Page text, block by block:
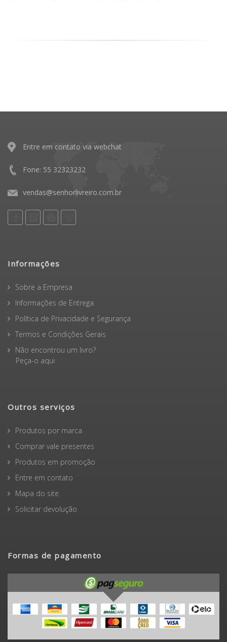
Entre em contato via webchat
Fone: 55 32323232
vendas@senhorlivreiro.com.br
Informações
Sobre a Empresa
Informações de Entrega
Política de Privacidade e Segurança
Termos e Condições Gerais
Não encontrou um livro?
Peça-o aqui
Outros serviços
Produtos por marca
Comprar vale presentes
Produtos em promoção
Entre em contato
Mapa do site
Solicitar devolução
Formas de pagamento